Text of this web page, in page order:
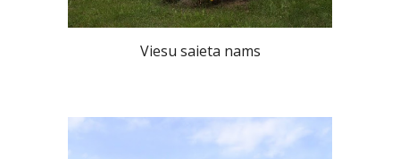
Viesu saieta nams